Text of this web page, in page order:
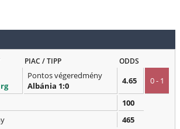
PIAC / TIPP ODDS
Pontos végeredmény
Albánia 1:0
4.65 0 - 1
100
465